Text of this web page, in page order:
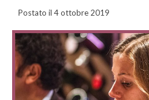
Postato il 4 ottobre 2019